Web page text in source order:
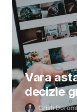
Vara
decizie
Cristi